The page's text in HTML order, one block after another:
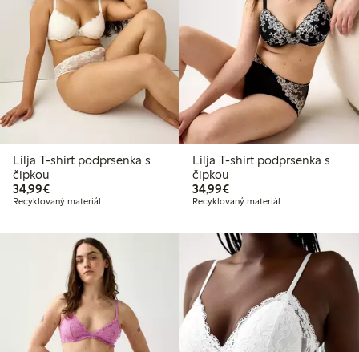
Lilja T-shirt podprsenka s
čipkou
34,99€34,99 €
Recyklovaný materiál
Lilja T-shirt podprsenka s
čipkou
34,99€34,99 €
Recyklovaný materiál